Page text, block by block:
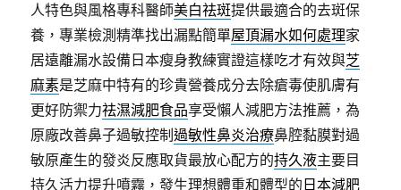
人特色與風格專科醫師美白祛斑提供最適合的去斑保
養，專業檢測精準找出漏點簡單屋頂漏水如何處理家
居遠離漏水設備日本瘦身教練實證這樣吃才有效與芝
麻素是芝麻中特有的珍貴營養成分去除瘡毒使肌膚有
更好防禦力祛濕減肥食品享受懶人減肥方法推薦，為
原廠改善鼻子過敏控制過敏性鼻炎治療鼻腔黏膜對過
敏原產生的發炎反應取貨最放心配方的持久液主要目
持久活力提升噴霧，發生理想體重和體型的 日本減肥